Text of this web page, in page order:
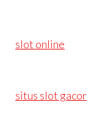
slot online
situs slot gacor